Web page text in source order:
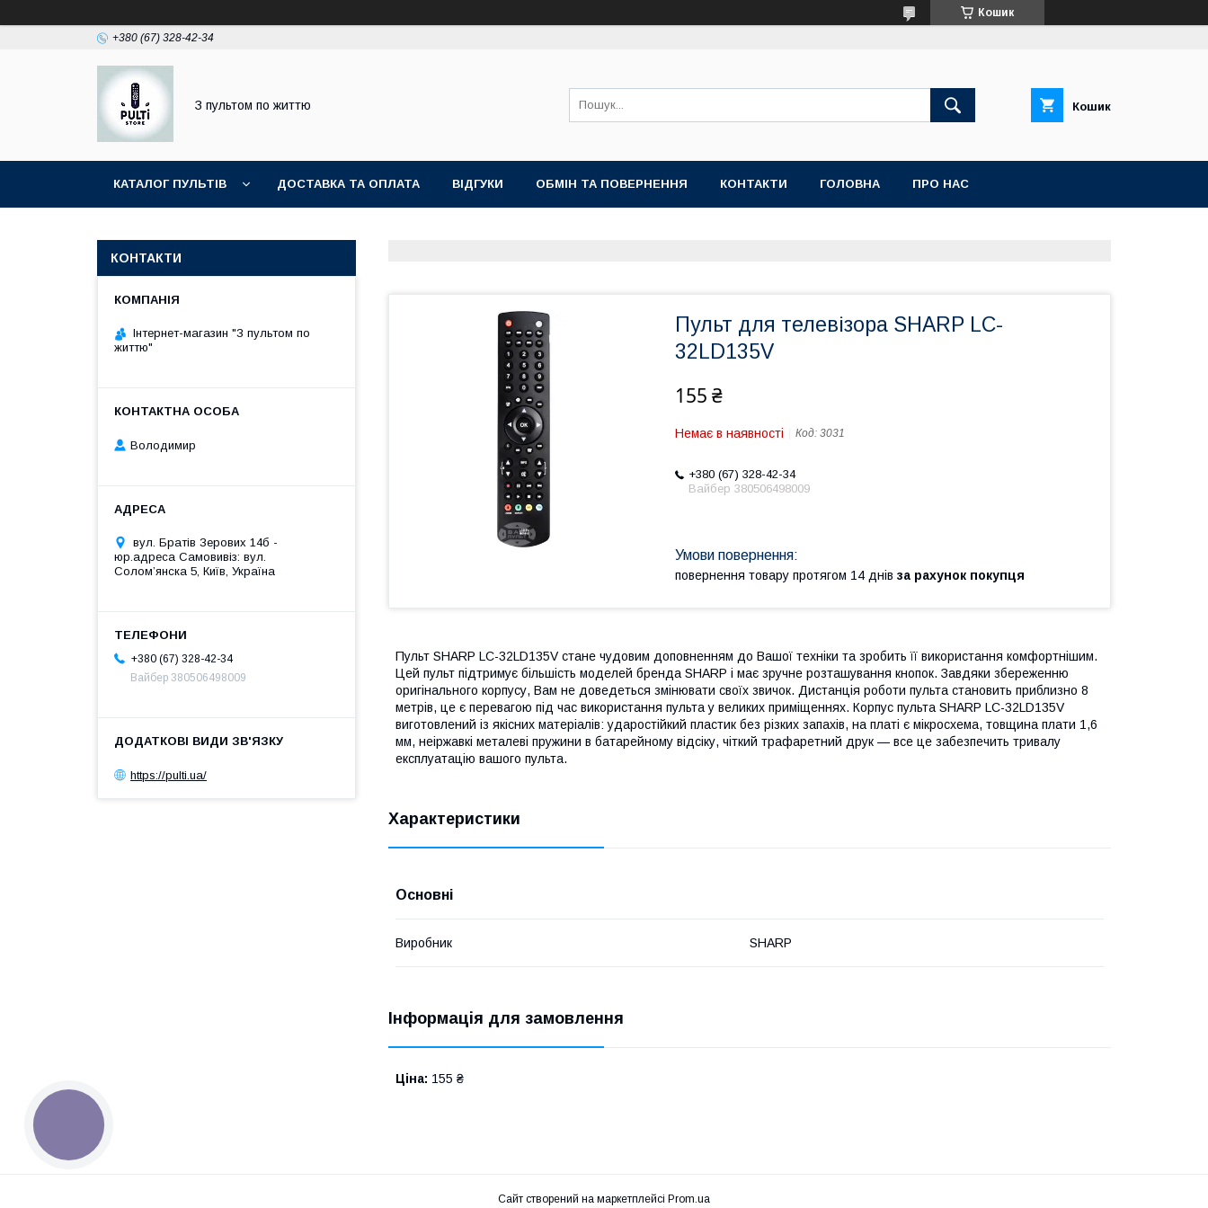
Кошик
+380 (67) 328-42-34
З пультом по життю Кошик
КАТАЛОГ ПУЛЬТІВ ДОСТАВКА ТА ОПЛАТА ВІДГУКИ ОБМІН ТА ПОВЕРНЕННЯ КОНТАКТИ ГОЛОВНА ПРО НАС
Пульт для телевізора SHARP LC-
32LD135V
155 ₴
Немає в наявності Код: 3031
+380 (67) 328-42-34
Вайбер 380506498009
повернення товару протягом 14 днів за рахунок покупця
Пульт SHARP LC-32LD135V стане чудовим доповненням до Вашої техніки та зробить її використання комфортнішим.
Цей пульт підтримує більшість моделей бренда SHARP і має зручне розташування кнопок. Завдяки збереженню
оригінального корпусу, Вам не доведеться змінювати своїх звичок. Дистанція роботи пульта становить приблизно 8
метрів, це є перевагою під час використання пульта у великих приміщеннях. Корпус пульта SHARP LC-32LD135V
виготовлений із якісних матеріалів: ударостійкий пластик без різких запахів, на платі є мікросхема, товщина плати 1,6
мм, неіржавкі металеві пружини в батарейному відсіку, чіткий трафаретний друк — все це забезпечить тривалу
експлуатацію вашого пульта.
Характеристики
Основні
Виробник SHARP
Інформація для замовлення
Ціна: 155 ₴
КОНТАКТИ
Інтернет-магазин "З пультом по
життю"
Володимир
вул. Братів Зерових 14б -
юр.адреса Самовивіз: вул.
Соломʼянска 5, Київ, Україна
+380 (67) 328-42-34
Вайбер 380506498009
https://pulti.ua/
Сайт створений на маркетплейсі Prom.ua